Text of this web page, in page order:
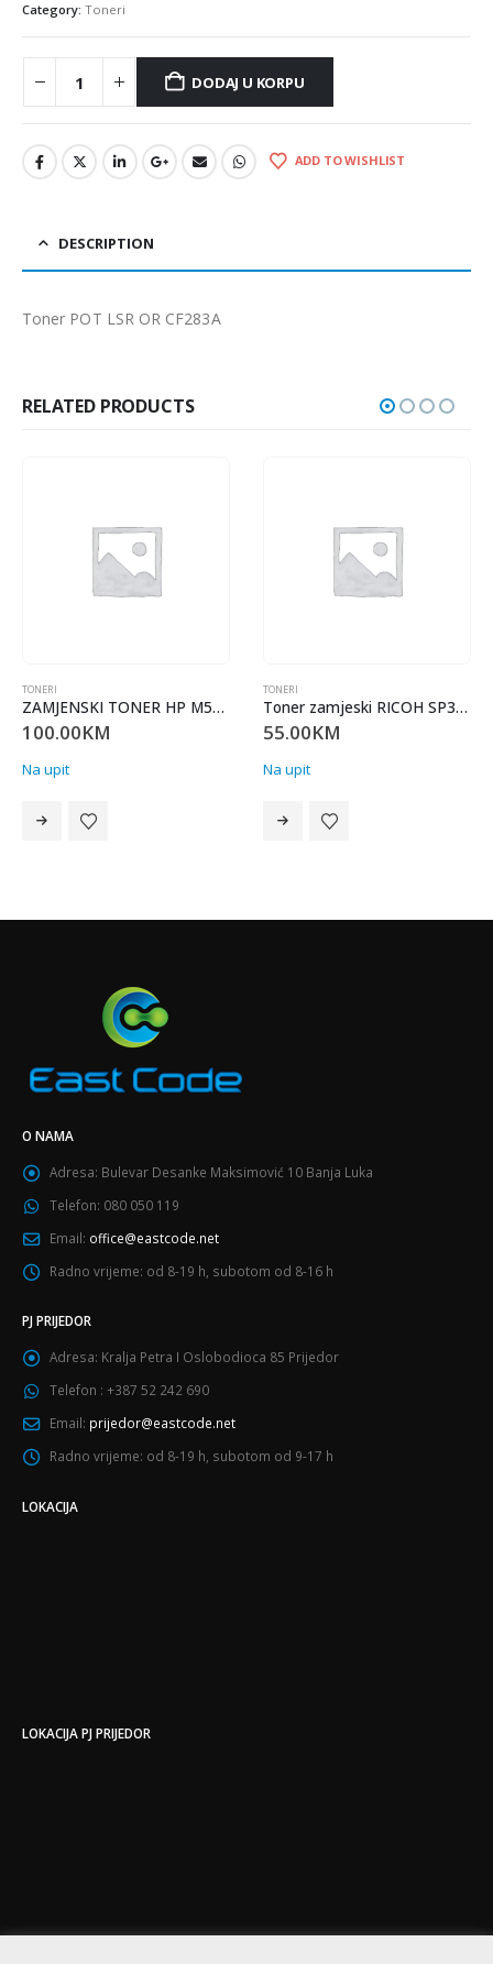
Category: Toneri
DODAJ U KORPU
ADD TO WISHLIST
DESCRIPTION
Toner POT LSR OR CF283A
RELATED PRODUCTS
TONERI
ZAMJENSKI TONER HP M554/M555/M558/CV/Z
100.00KM
Na upit
TONERI
Toner zamjeski RICOH SP330H ORINK
55.00KM
Na upit
O NAMA
Adresa: Bulevar Desanke Maksimović 10 Banja Luka
Telefon: 080 050 119
Email: office@eastcode.net
Radno vrijeme: od 8-19 h, subotom od 8-16 h
PJ PRIJEDOR
Adresa: Kralja Petra I Oslobodioca 85 Prijedor
Telefon : +387 52 242 690
Email: prijedor@eastcode.net
Radno vrijeme: od 8-19 h, subotom od 9-17 h
LOKACIJA
LOKACIJA PJ PRIJEDOR